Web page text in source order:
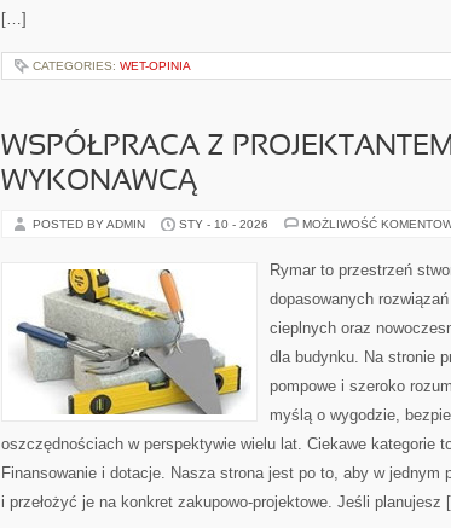
[…]
CATEGORIES: WET-OPINIA
WSPÓŁPRACA Z PROJEKTANTEM
WYKONAWCĄ
POSTED BY ADMIN STY - 10 - 2026 MOŻLIWOŚĆ
Rymar to przestrzeń
dopasowanych
cieplnych oraz
dla budynku. Na stronie
pompowe i szeroko
myślą o wygodzie,
oszczędnościach w perspektywie wielu lat. Ciekawe kategorie
Finansowanie i dotacje. Nasza strona jest po to, aby w jednym
i przełożyć je na konkret zakupowo-projektowe. Jeśli planujesz